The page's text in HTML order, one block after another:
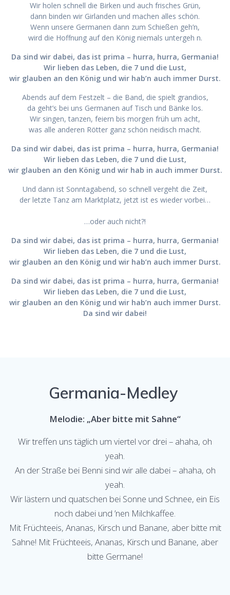
Wir holen schnell die Birken und auch frisches Grün,
dann binden wir Girlanden und machen alles schön.
Wenn unsere Germanen dann zum Schießen geh’n,
wird die Hoffnung auf den König niemals untergeh n.
Da sind wir dabei, das ist prima – hurra, hurra, Germania!
Wir lieben das Leben, die 7 und die Lust,
wir glauben an den König und wir hab’n auch immer Durst.
Abends auf dem Festzelt – die Band, die spielt grandios,
da geht’s bei uns Germanen auf Tisch und Bänke los.
Wir singen, tanzen, feiern bis morgen früh um acht,
was alle anderen Rötter ganz schön neidisch macht.
Da sind wir dabei, das ist prima – hurra, hurra, Germania!
Wir lieben das Leben, die 7 und die Lust,
wir glauben an den König und wir hab in auch immer Durst.
Und dann ist Sonntagabend, so schnell vergeht die Zeit,
der letzte Tanz am Marktplatz, jetzt ist es wieder vorbei…
…oder auch nicht?!
Da sind wir dabei, das ist prima – hurra, hurra, Germania!
Wir lieben das Leben, die 7 und die Lust,
wir glauben an den König und wir hab’n auch immer Durst.
Da sind wir dabei, das ist prima – hurra, hurra, Germania!
Wir lieben das Leben, die 7 und die Lust,
wir glauben an den König und wir hab’n auch immer Durst.
Da sind wir dabei!
Germania-Medley
Melodie: „Aber bitte mit Sahne“
Wir treffen uns täglich um viertel vor drei – ahaha, oh
yeah.
An der Straße bei Benni sind wir alle dabei – ahaha, oh
yeah.
Wir lästern und quatschen bei Sonne und Schnee, ein Eis
noch dabei und ’nen Milchkaffee.
Mit Früchteeis, Ananas, Kirsch und Banane, aber bitte mit
Sahne! Mit Früchteeis, Ananas, Kirsch und Banane, aber
bitte Germane!